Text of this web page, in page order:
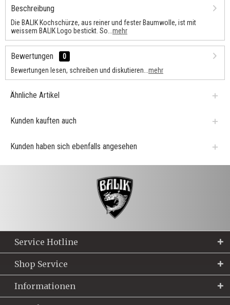
Beschreibung
Die BALIK Kochschürze, aus reiner und fester Baumwolle, ist mit
weissem BALIK Logo bestickt. So... mehr
Bewertungen
0
Bewertungen lesen, schreiben und diskutieren... mehr
Ähnliche Artikel
Kunden kauften auch
Kunden haben sich ebenfalls angesehen
Service Hotline
Shop Service
Informationen